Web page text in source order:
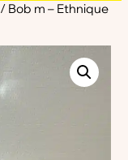
/ Bob m – Ethnique